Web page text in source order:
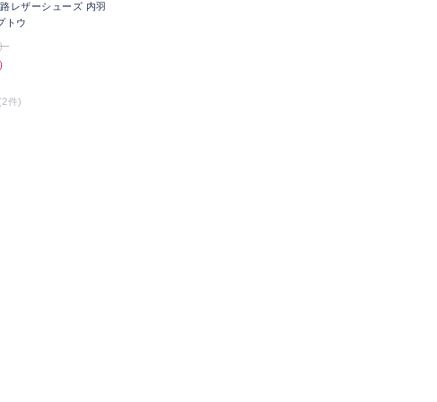
レザーシューズ 内羽
トウ
(2件)